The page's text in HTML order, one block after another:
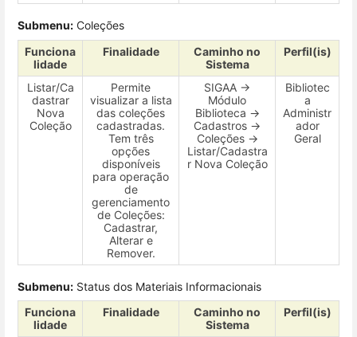
Submenu: Coleções
Funciona
lidade
Finalidade
Caminho no
Sistema
Perfil(is)
Listar/Ca
dastrar
Nova
Coleção
Permite
visualizar a lista
das coleções
cadastradas.
Tem três
opções
disponíveis
para operação
de
gerenciamento
de Coleções:
Cadastrar,
Alterar e
Remover.
SIGAA →
Módulo
Biblioteca →
Cadastros →
Coleções →
Listar/Cadastra
r Nova Coleção
Bibliotec
a
Administr
ador
Geral
Submenu: Status dos Materiais Informacionais
Funciona
lidade
Finalidade
Caminho no
Sistema
Perfil(is)